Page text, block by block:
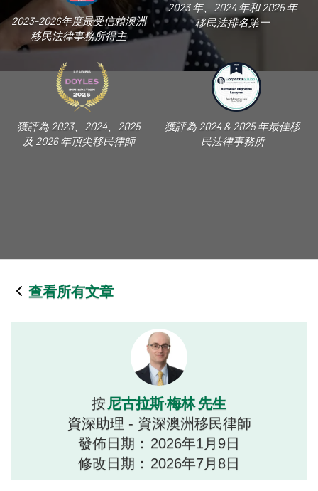
2023-2026年度最受信賴澳洲
移民法律事務所得主
2023 年、2024 年和 2025 年
移民法排名第一
獲評為 2023、2024、2025
及 2026 年頂尖移民律師
獲評為 2024 & 2025 年最佳移
民法律事務所
查看所有文章
按 尼古拉斯·梅林 先生
資深助理 - 資深澳洲移民律師
發佈日期： 2026年1月9日
修改日期： 2026年7月8日